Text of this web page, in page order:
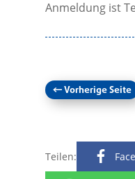
Anmeldung ist
←Vorherige Seite
Teilen: